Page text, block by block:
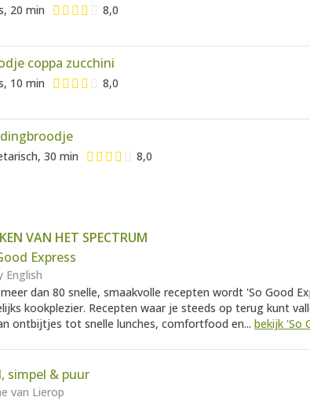
20 min 8,0
coppa zucchini
10 min 8,0
30 min 8,0
VAN HET SPECTRUM
Express
English
dan 80 snelle, smaakvolle recepten wordt 'So Good
kookplezier. Recepten waar je steeds op terug kunt
ontbijtjes tot snelle lunches, comfortfood en... bekijk 'So
simpel & puur
van Lierop